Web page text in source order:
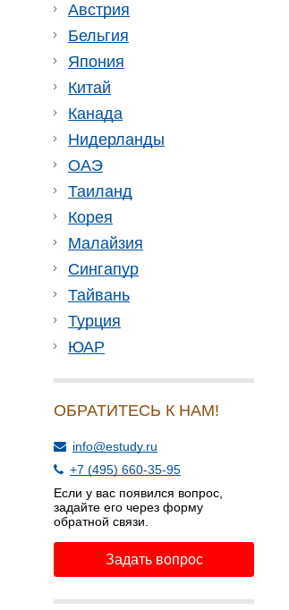
Австрия
Бельгия
Япония
Китай
Канада
Нидерланды
ОАЭ
Таиланд
Корея
Малайзия
Сингапур
Тайвань
Турция
ЮАР
ОБРАТИТЕСЬ К НАМ!
info@estudy.ru
+7 (495) 660-35-95
Если у вас появился вопрос,
задайте его через форму
обратной связи.
Задать вопрос